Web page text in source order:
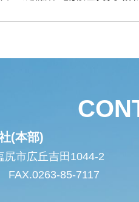
(本部)
尻市広丘吉田1044-2
85-7117